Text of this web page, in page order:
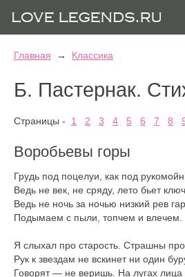
Главная → Классика
Б. Пастернак.
Страницы - 1 2 3 4 5 6 7 8
Воробьевы горы
Грудь под поцелуи, как под
Ведь не век, не сряду, лето бьет
Ведь не ночь за ночью низкий рев
Подымаем с пыли, топчем и влечем.
Я слыхал про старость. Страшны
Рук к звездам не вскинет ни один
Говорят — не веришь. На лугах лица